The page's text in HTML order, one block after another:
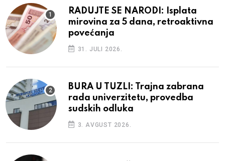
RADUJTE SE NARODI: Isplata
mirovina za 5 dana, retroaktivna
povećanja
31. JULI 2026.
BURA U TUZLI: Trajna zabrana
rada univerzitetu, provedba
sudskih odluka
3. AVGUST 2026.